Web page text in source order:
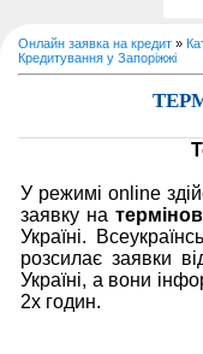
Онлайн заявка на кредит »
Кредитування у Запоріжжі
У режимі online
заявку на
Україні.
розсилає заявки
Україні, а вони
2х годин.